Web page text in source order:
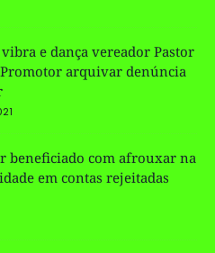
vibra e dança vereador Pastor
arquivar denúncia
beneficiado com afrouxar na
em contas rejeitadas